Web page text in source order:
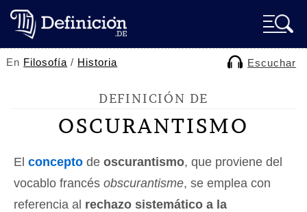
En Filosofía / Historia Escuchar
DEFINICIÓN DE
OSCURANTISMO
El concepto de oscurantismo, que proviene del
vocablo francés obscurantisme, se emplea con
referencia al rechazo sistemático a la